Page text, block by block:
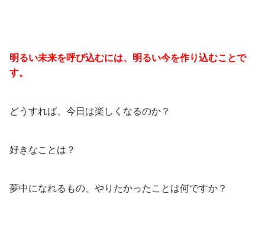
明るい未来を呼び込むには、明るい今を作り込むことで
す。
どうすれば、今日は楽しくなるのか？
好きなことは？
夢中になれるもの、やりたかったことは何ですか？